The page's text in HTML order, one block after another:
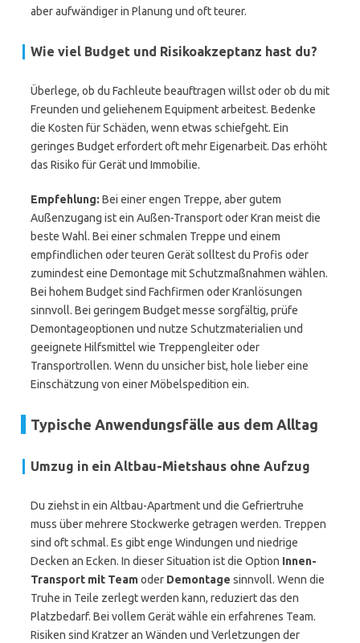
aber aufwändiger in Planung und oft teurer.
Wie viel Budget und Risikoakzeptanz hast du?
Überlege, ob du Fachleute beauftragen willst oder ob du mit
Freunden und geliehenem Equipment arbeitest. Bedenke
die Kosten für Schäden, wenn etwas schiefgeht. Ein
geringes Budget erfordert oft mehr Eigenarbeit. Das erhöht
das Risiko für Gerät und Immobilie.
Empfehlung: Bei einer engen Treppe, aber gutem
Außenzugang ist ein Außen-Transport oder Kran meist die
beste Wahl. Bei einer schmalen Treppe und einem
empfindlichen oder teuren Gerät solltest du Profis oder
zumindest eine Demontage mit Schutzmaßnahmen wählen.
Bei hohem Budget sind Fachfirmen oder Kranlösungen
sinnvoll. Bei geringem Budget messe sorgfältig, prüfe
Demontageoptionen und nutze Schutzmaterialien und
geeignete Hilfsmittel wie Treppengleiter oder
Transportrollen. Wenn du unsicher bist, hole lieber eine
Einschätzung von einer Möbelspedition ein.
Typische Anwendungsfälle aus dem Alltag
Umzug in ein Altbau-Mietshaus ohne Aufzug
Du ziehst in ein Altbau-Apartment und die Gefriertruhe
muss über mehrere Stockwerke getragen werden. Treppen
sind oft schmal. Es gibt enge Windungen und niedrige
Decken an Ecken. In dieser Situation ist die Option Innen-
Transport mit Teamoder Demontage sinnvoll. Wenn die
Truhe in Teile zerlegt werden kann, reduziert das den
Platzbedarf. Bei vollem Gerät wähle ein erfahrenes Team.
Risiken sind Kratzer an Wänden und Verletzungen der